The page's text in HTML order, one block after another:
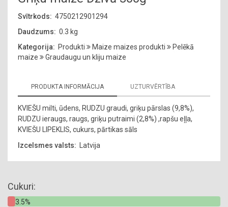
Svītrkods: 4750212901294
Daudzums: 0.3 kg
Kategorija: Produkti Maize maizes produkti
Pelēkā
maize
Graudaugu un kliju maize
PRODUKTA INFORMĀCIJA UZTURVĒRTĪBA
KVIEŠU milti, ūdens, RUDZU graudi, griķu pārslas (9,8%),
RUDZU ieraugs, raugs, griķu putraimi (2,8%) ,rapšu eļļa,
KVIEŠU LIPEKLIS, cukurs, pārtikas sāls
Izcelsmes valsts:
Latvija
Cukuri:
3.5%